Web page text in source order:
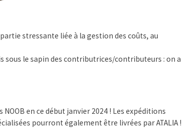
stressante liée à la gestion des coûts, au
sous le sapin des contributrices/contributeurs : on a
en ce début janvier 2024 ! Les expéditions
pourront également être livrées par ATALIA !